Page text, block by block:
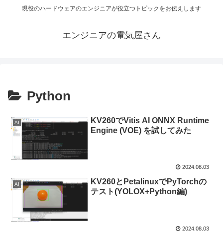
現役のハードウェアのエンジニアが役立つトピックをお伝えします
エンジニアの電気屋さん
Python
AI
KV260でVitis AI ONNX Runtime
Engine (VOE) を試してみた
2024.08.03
AI
KV260とPetalinuxでPyTorchの
テスト(YOLOX+Python編)
2024.08.03